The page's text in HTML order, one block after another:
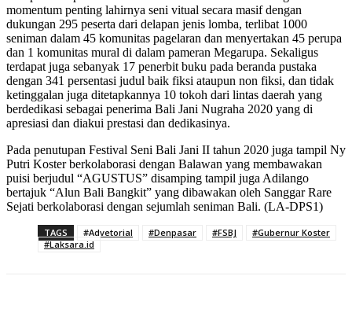
momentum penting lahirnya seni vitual secara masif dengan
dukungan 295 peserta dari delapan jenis lomba, terlibat 1000
seniman dalam 45 komunitas pagelaran dan menyertakan 45 perupa
dan 1 komunitas mural di dalam pameran Megarupa. Sekaligus
terdapat juga sebanyak 17 penerbit buku pada beranda pustaka
dengan 341 persentasi judul baik fiksi ataupun non fiksi, dan tidak
ketinggalan juga ditetapkannya 10 tokoh dari lintas daerah yang
berdedikasi sebagai penerima Bali Jani Nugraha 2020 yang di
apresiasi dan diakui prestasi dan dedikasinya.
Pada penutupan Festival Seni Bali Jani II tahun 2020 juga tampil Ny
Putri Koster berkolaborasi dengan Balawan yang membawakan
puisi berjudul “AGUSTUS” disamping tampil juga Adilango
bertajuk “Alun Bali Bangkit” yang dibawakan oleh Sanggar Rare
Sejati berkolaborasi dengan sejumlah seniman Bali. (LA-DPS1)
TAGS #Advetorial #Denpasar #FSBJ
#Gubernur Koster
#Laksara.id